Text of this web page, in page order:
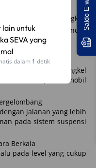
beberapa langkah
untuk menjaga kondisi
resmi atau bengkel
semua komponen mobil
jalanan yang lebih
pada sistem suspensi
Berkala
pada level yang cukup